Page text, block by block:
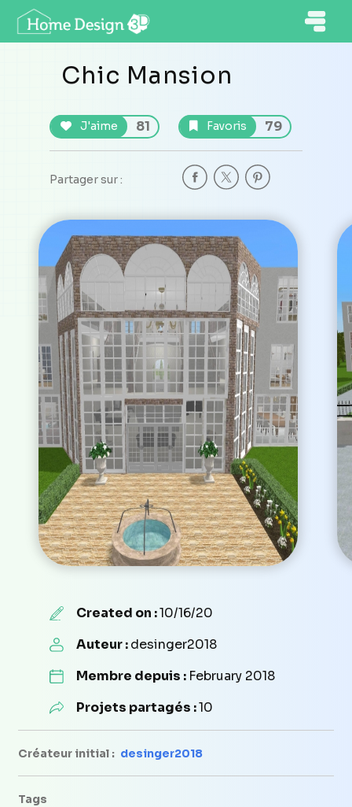
Chic Mansion
J'aime 81 Favoris 79
Partager sur :
Created on :10/16/20
Auteur :desinger2018
Membre depuis : February 2018
Projets partagés :10
Créateur initial : desinger2018
Tags